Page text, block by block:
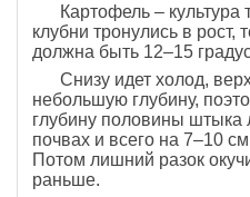
Картофель –
клубни тронулись в рост,
должна быть 12–15
Снизу идет холод,
небольшую глубину,
глубину половины штыка
почвах и всего на 7–10
Потом лишний разок
раньше.